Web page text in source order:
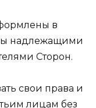
в
надлежащими
Сторон.
свои права и
лицам без